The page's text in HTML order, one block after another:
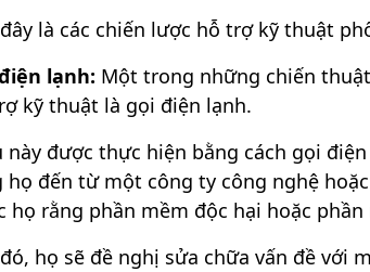
là các chiến lược hỗ trợ kỹ thuật
lạnh: Một trong những chiến
kỹ thuật là gọi điện lạnh.
này được thực hiện bằng cách gọi
họ đến từ một công ty công nghệ
họ rằng phần mềm độc hại hoặc
họ sẽ đề nghị sửa chữa vấn đề với